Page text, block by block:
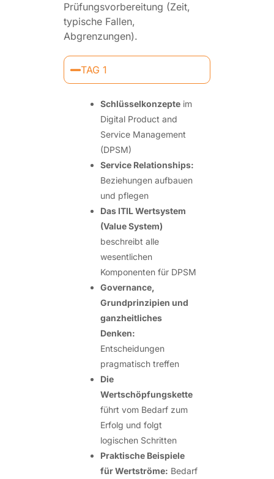
Prüfungsvorbereitung (Zeit,
typische Fallen,
Abgrenzungen).
TAG 1
Schlüsselkonzepte im
Digital Product and
Service Management
(DPSM)
Service Relationships:
Beziehungen aufbauen
und pflegen
Das ITIL Wertsystem
(Value System)
beschreibt alle
wesentlichen
Komponenten für DPSM
Governance,
Grundprinzipien und
ganzheitliches
Denken:
Entscheidungen
pragmatisch treffen
Die
Wertschöpfungskette
führt vom Bedarf zum
Erfolg und folgt
logischen Schritten
Praktische Beispiele
für Wertströme: Bedarf